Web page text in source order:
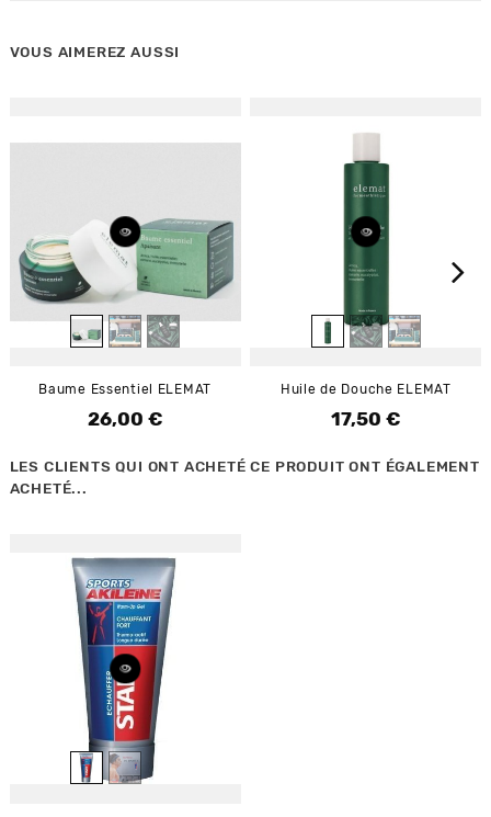
VOUS AIMEREZ AUSSI
Baume Essentiel ELEMAT
Prix
26,00 €
Huile de Douche ELEMAT
Prix
17,50 €
LES CLIENTS QUI ONT ACHETÉ CE PRODUIT ONT ÉGALEMENT
ACHETÉ...